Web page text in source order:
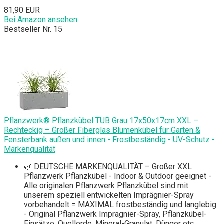
81,90 EUR
Bei Amazon ansehen
Bestseller Nr. 15
Pflanzwerk® Pflanzkübel TUB Grau 17x50x17cm XXL –
Rechteckig – Großer Fiberglas Blumenkübel für Garten &
Fensterbank außen und innen - Frostbeständig - UV-Schutz -
Markenqualität
🌿 DEUTSCHE MARKENQUALITÄT – Großer XXL
Pflanzwerk Pflanzkübel - Indoor & Outdoor geeignet -
Alle originalen Pflanzwerk Pflanzkübel sind mit
unserem speziell entwickelten Imprägnier-Spray
vorbehandelt = MAXIMAL frostbeständig und langlebig
- Original Pflanzwerk Imprägnier-Spray, Pflanzkübel-